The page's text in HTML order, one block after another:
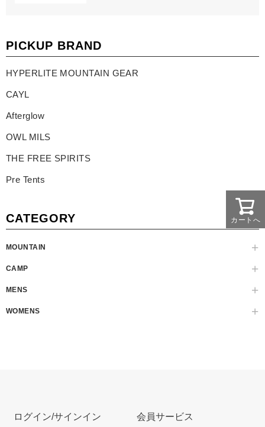
PICKUP BRAND
HYPERLITE MOUNTAIN GEAR
CAYL
Afterglow
OWL MILS
THE FREE SPIRITS
Pre Tents
CATEGORY
MOUNTAIN
CAMP
MENS
WOMENS
カートへ
ログイン/サインイン 会員サービス